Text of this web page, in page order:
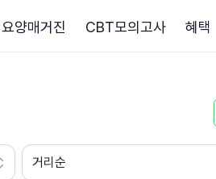
요양매거진 CBT모의고사 혜택
거리순